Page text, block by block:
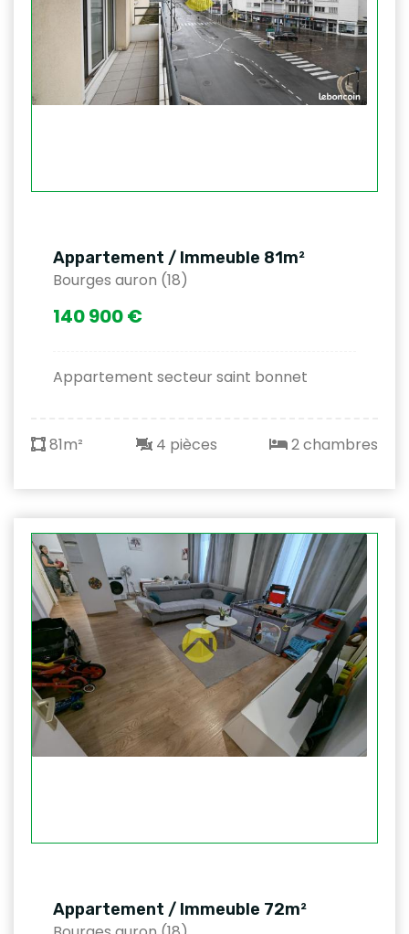
Appartement / Immeuble 81m²
Bourges auron (18)
140 900 €
Appartement secteur saint bonnet
81m² 4 pièces 2 chambres
Appartement / Immeuble 72m²